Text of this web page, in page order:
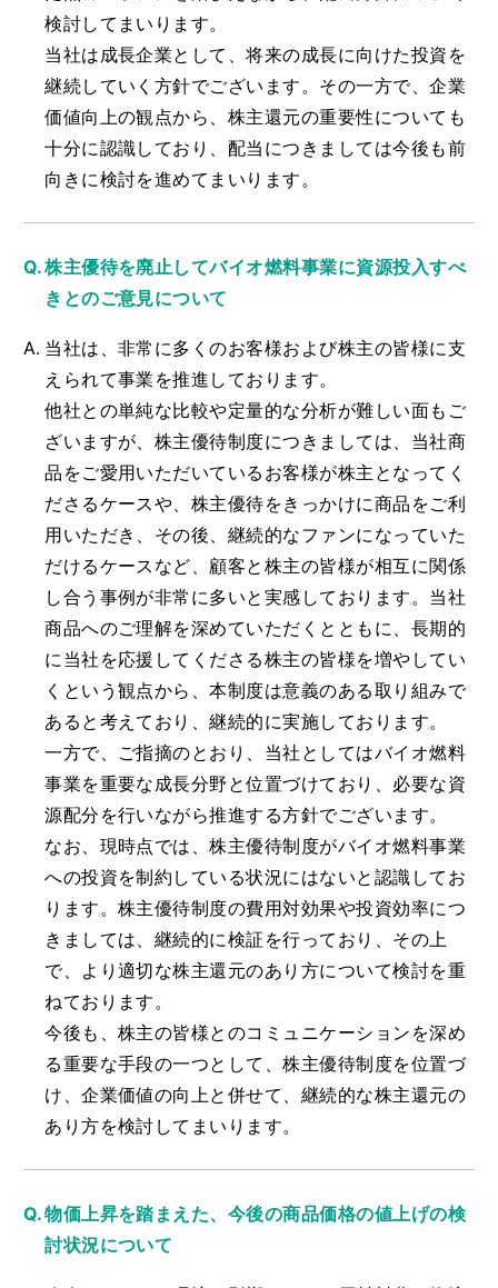
検討してまいります。
当社は成長企業として、将来の成長に向けた投資を
継続していく方針でございます。その一方で、企業
価値向上の観点から、株主還元の重要性についても
十分に認識しており、配当につきましては今後も前
向きに検討を進めてまいります。
株主優待を廃止してバイオ燃料事業に資源投入すべ
きとのご意見について
当社は、非常に多くのお客様および株主の皆様に支
えられて事業を推進しております。
他社との単純な比較や定量的な分析が難しい面もご
ざいますが、株主優待制度につきましては、当社商
品をご愛用いただいているお客様が株主となってく
ださるケースや、株主優待をきっかけに商品をご利
用いただき、その後、継続的なファンになっていた
だけるケースなど、顧客と株主の皆様が相互に関係
し合う事例が非常に多いと実感しております。当社
商品へのご理解を深めていただくとともに、長期的
に当社を応援してくださる株主の皆様を増やしてい
くという観点から、本制度は意義のある取り組みで
あると考えており、継続的に実施しております。
一方で、ご指摘のとおり、当社としてはバイオ燃料
事業を重要な成長分野と位置づけており、必要な資
源配分を行いながら推進する方針でございます。
なお、現時点では、株主優待制度がバイオ燃料事業
への投資を制約している状況にはないと認識してお
ります。株主優待制度の費用対効果や投資効率につ
きましては、継続的に検証を行っており、その上
で、より適切な株主還元のあり方について検討を重
ねております。
今後も、株主の皆様とのコミュニケーションを深め
る重要な手段の一つとして、株主優待制度を位置づ
け、企業価値の向上と併せて、継続的な株主還元の
あり方を検討してまいります。
物価上昇を踏まえた、今後の商品価格の値上げの検
討状況について